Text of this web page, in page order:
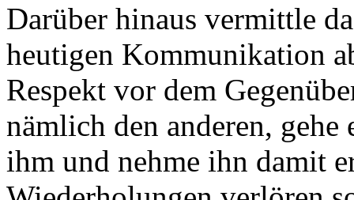
Darüber hinaus vermittle
heutigen Kommunikation
Respekt vor dem
nämlich den anderen,
ihm und nehme ihn damit